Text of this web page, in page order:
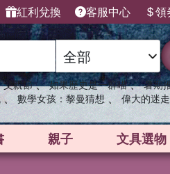
紅利兌換 客服中心 領
父親節 、 如果歷史是一群喵 、 暑期
、 數學女孩：黎曼猜想 、 偉大的迷
親子 文具選物